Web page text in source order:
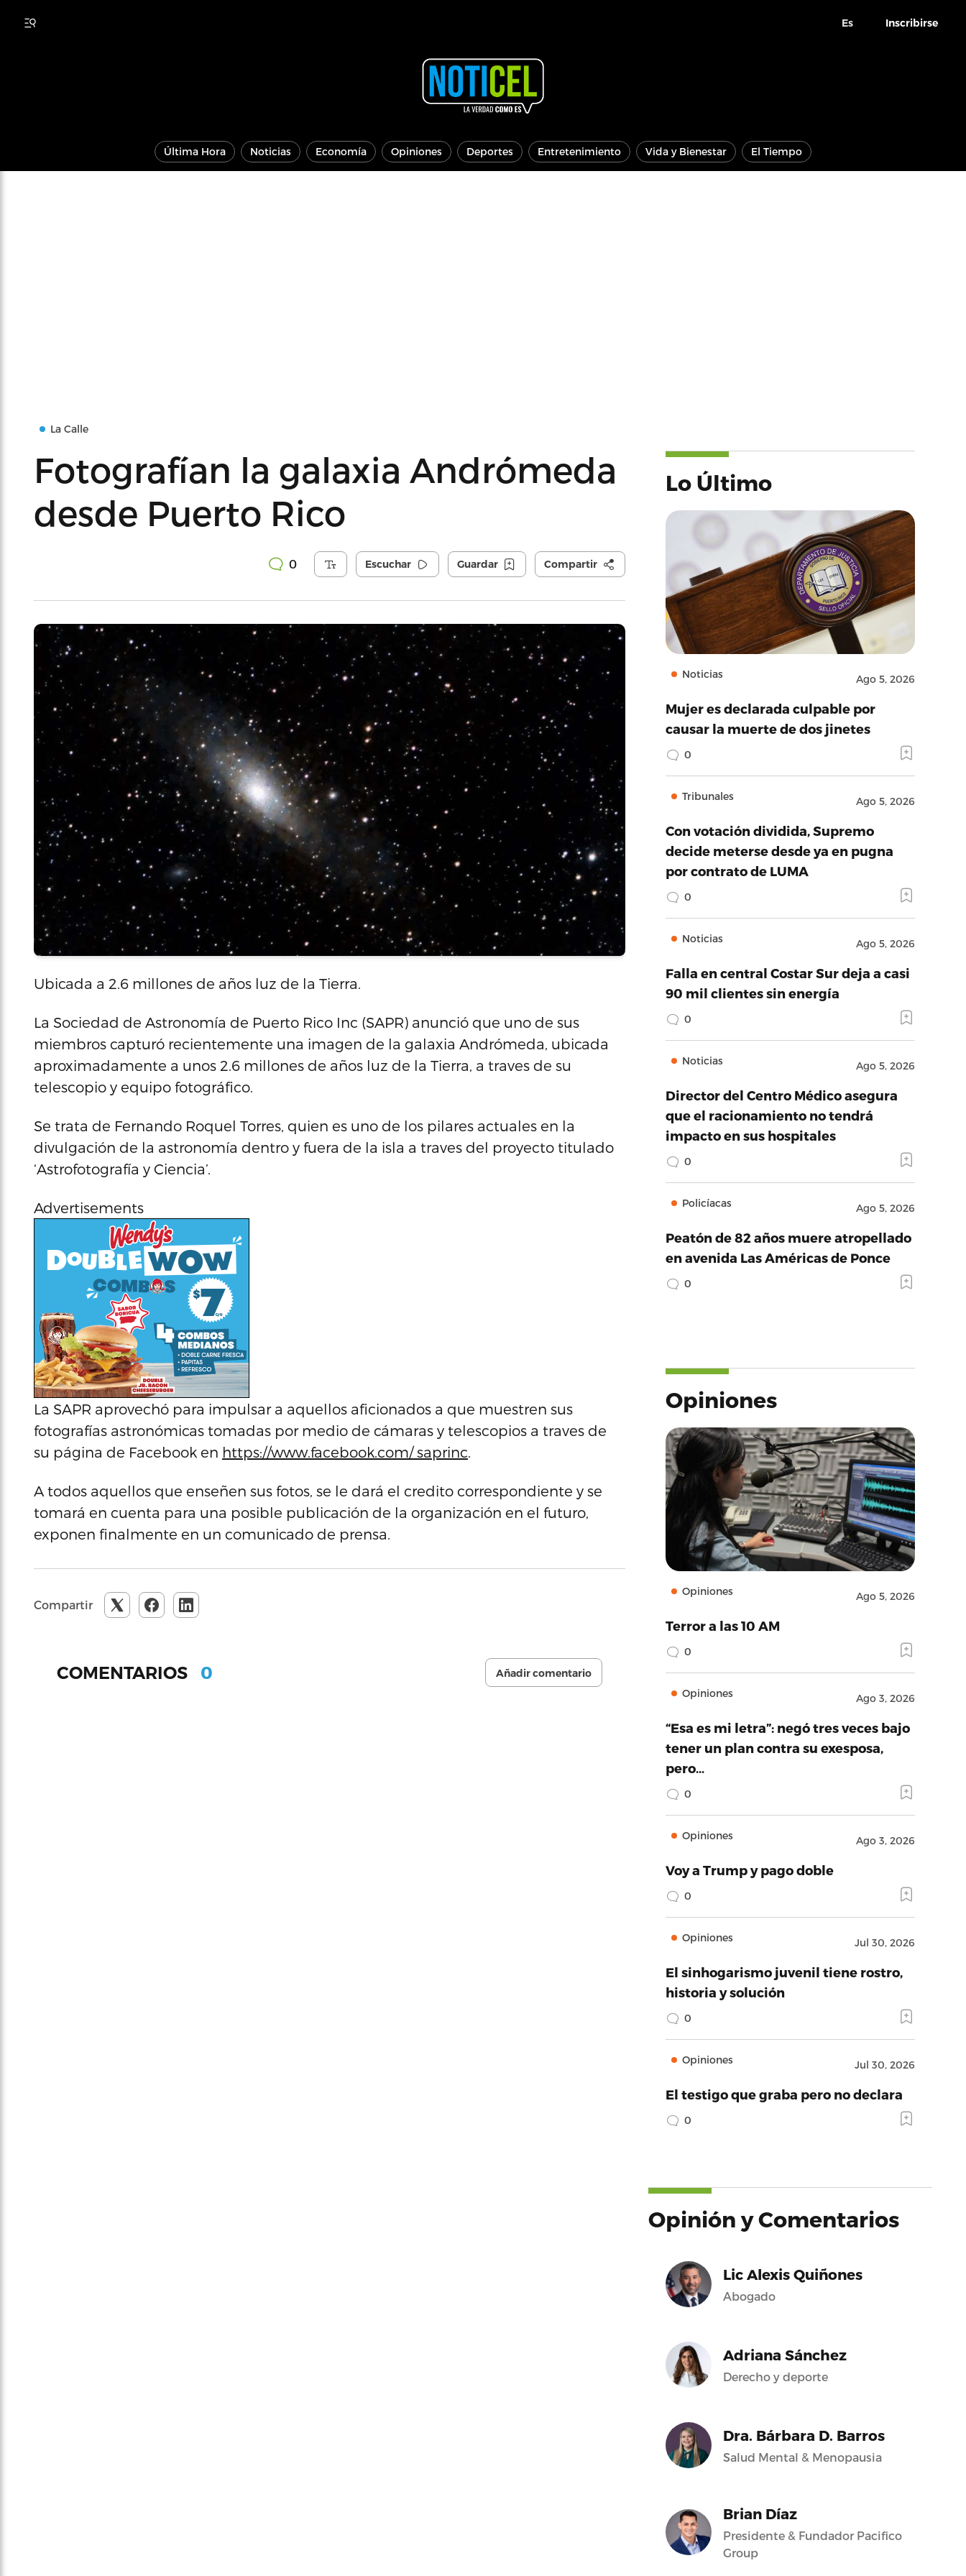
Es Inscribirse
Última Hora Noticias Economía Opiniones Deportes Entretenimiento Vida y Bienestar El Tiempo
La Calle
Fotografían la galaxia Andrómeda
desde Puerto Rico
0 Escuchar Guardar Compartir
Ubicada a 2.6 millones de años luz de la Tierra.
La Sociedad de Astronomía de Puerto Rico Inc (SAPR) anunció que uno de sus
miembros capturó recientemente una imagen de la galaxia Andrómeda, ubicada
aproximadamente a unos 2.6 millones de años luz de la Tierra, a traves de su
telescopio y equipo fotográfico.
Se trata de Fernando Roquel Torres, quien es uno de los pilares actuales en la
divulgación de la astronomía dentro y fuera de la isla a traves del proyecto titulado
‘Astrofotografía y Ciencia’.
Advertisements
La SAPR aprovechó para impulsar a aquellos aficionados a que muestren sus
fotografías astronómicas tomadas por medio de cámaras y telescopios a traves de
su página de Facebook en https://www.facebook.com/ saprinc.
A todos aquellos que enseñen sus fotos, se le dará el credito correspondiente y se
tomará en cuenta para una posible publicación de la organización en el futuro,
exponen finalmente en un comunicado de prensa.
Compartir
COMENTARIOS 0 Añadir comentario
Lo Último
Noticias Ago 5, 2026
Mujer es declarada culpable por
causar la muerte de dos jinetes
0
Tribunales Ago 5, 2026
Con votación dividida, Supremo
decide meterse desde ya en pugna
por contrato de LUMA
0
Noticias Ago 5, 2026
Falla en central Costar Sur deja a casi
90 mil clientes sin energía
0
Noticias Ago 5, 2026
Director del Centro Médico asegura
que el racionamiento no tendrá
impacto en sus hospitales
0
Policíacas Ago 5, 2026
Peatón de 82 años muere atropellado
en avenida Las Américas de Ponce
0
Opiniones
Opiniones Ago 5, 2026
Terror a las 10 AM
0
Opiniones Ago 3, 2026
“Esa es mi letra”: negó tres veces bajo
tener un plan contra su exesposa,
pero…
0
Opiniones Ago 3, 2026
Voy a Trump y pago doble
0
Opiniones Jul 30, 2026
El sinhogarismo juvenil tiene rostro,
historia y solución
0
Opiniones Jul 30, 2026
El testigo que graba pero no declara
0
Opinión y Comentarios
Lic Alexis Quiñones
Abogado
Adriana Sánchez
Derecho y deporte
Dra. Bárbara D. Barros
Salud Mental & Menopausia
Brian Díaz
Presidente & Fundador Pacifico
Group